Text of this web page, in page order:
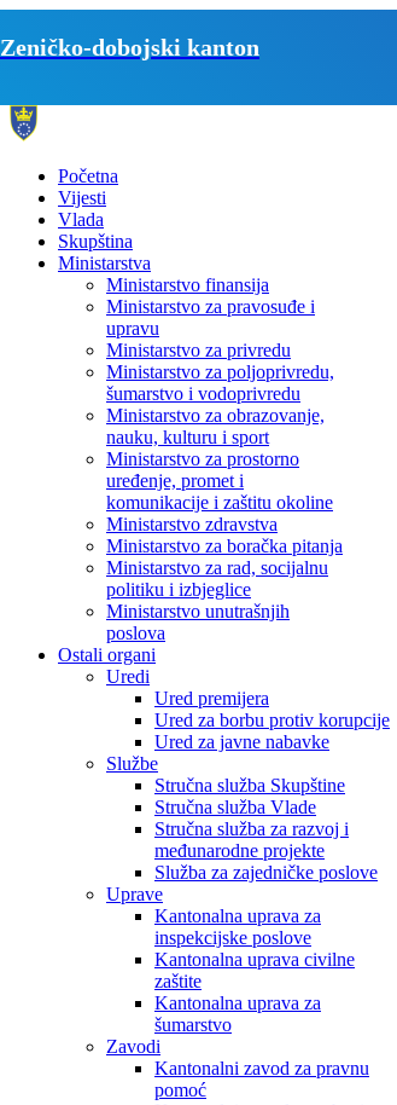
Zeničko-dobojski kanton
Početna
Vijesti
Vlada
Skupština
Ministarstva
Ministarstvo finansija
Ministarstvo za pravosuđe i
upravu
Ministarstvo za privredu
Ministarstvo za poljoprivredu,
šumarstvo i vodoprivredu
Ministarstvo za obrazovanje,
nauku, kulturu i sport
Ministarstvo za prostorno
uređenje, promet i
komunikacije i zaštitu okoline
Ministarstvo zdravstva
Ministarstvo za boračka pitanja
Ministarstvo za rad, socijalnu
politiku i izbjeglice
Ministarstvo unutrašnjih
poslova
Ostali organi
Uredi
Ured premijera
Ured za borbu protiv korupcije
Ured za javne nabavke
Službe
Stručna služba Skupštine
Stručna služba Vlade
Stručna služba za razvoj i
međunarodne projekte
Služba za zajedničke poslove
Uprave
Kantonalna uprava za
inspekcijske poslove
Kantonalna uprava civilne
zaštite
Kantonalna uprava za
šumarstvo
Zavodi
Kantonalni zavod za pravnu
pomoć